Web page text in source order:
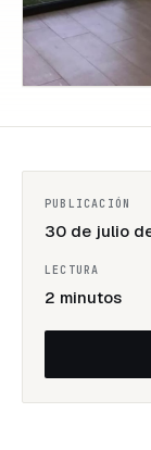
PROYECTOS
los
proyectos
PUBLICACIÓN
30 de julio
LECTURA
2 minutos